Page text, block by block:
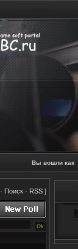
Вы вошли как
· Поиск · RSS ]